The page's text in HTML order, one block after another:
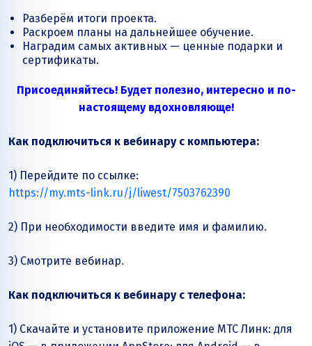
Разберём итоги проекта.
Раскроем планы на дальнейшее обучение.
Наградим самых активных — ценные подарки и
сертификаты.
Присоединяйтесь! Будет полезно, интересно и по-
настоящему вдохновляюще!
Как подключиться к вебинару с компьютера:
1) Перейдите по ссылке:
https://my.mts-link.ru/j/liwest/7503762390
2) При необходимости введите имя и фамилию.
3) Смотрите вебинар.
Как подключиться к вебинару с телефона:
1) Скачайте и установите приложение МТС Линк: для